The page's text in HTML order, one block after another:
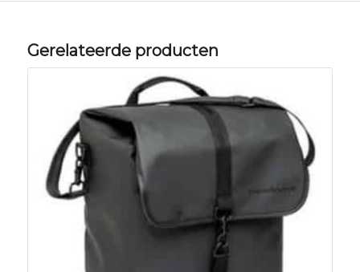
Gerelateerde producten